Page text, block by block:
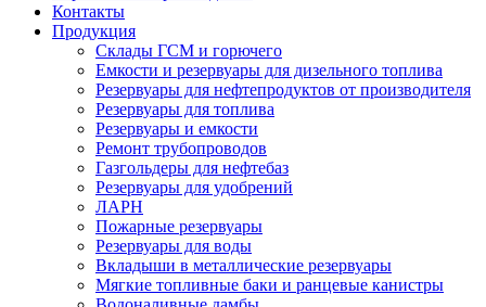
Контакты
Продукция
Склады ГСМ и горючего
Емкости и резервуары для дизельного топлива
Резервуары для нефтепродуктов от производителя
Резервуары для топлива
Резервуары и емкости
Ремонт трубопроводов
Газгольдеры для нефтебаз
Резервуары для удобрений
ЛАРН
Пожарные резервуары
Резервуары для воды
Вкладыши в металлические резервуары
Мягкие топливные баки и ранцевые канистры